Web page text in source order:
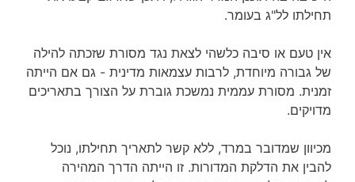
תחילתו לל"ג בעומר.
אין טעם או סיבה כלשהי לצאת נגד מסורת שזכתה להילה
של גבורה מיוחדת, לרבות עצמאות מדינית ­­- גם אם הייתה
זמנית. מסורת עממית נמשכת גוברת על הצורך בתאריכים
מדויקים.
מכיוון שמדובר במרד, ללא קשר לתאריך תחילתו, נוכל
להבין את הדלקת המדורות. זו הייתה הדרך המהירה